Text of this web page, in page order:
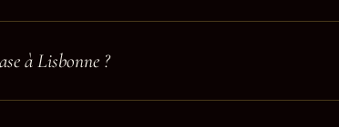
à Lisbonne ?